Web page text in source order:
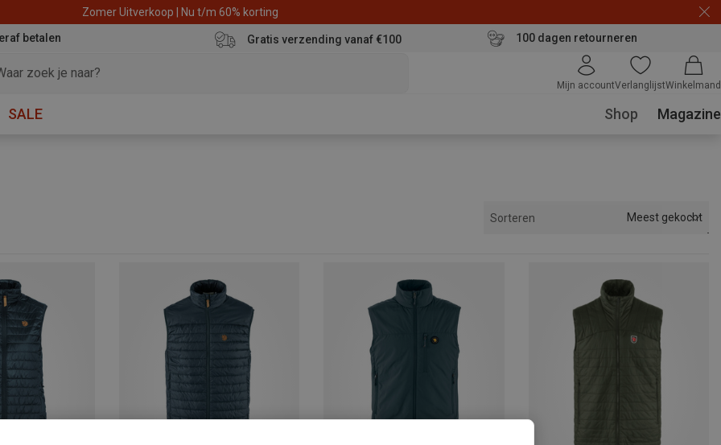
Zomer Uitverkoop | Nu t/m 60% korting
betalen Gratis verzending vanaf €100 100 dagen retourneren
Mijn accountVerlanglijstWinkelmand
SALE Shop Magazine
Sorteren Meest gekocht